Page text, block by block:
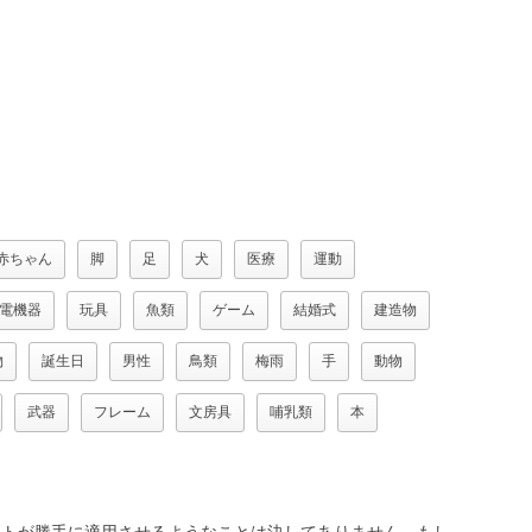
ちゃん 脚 足 犬 医療 運動
機器 玩具 魚類 ゲーム 結婚式 建造物
誕生日 男性 鳥類 梅雨 手 動物
武器 フレーム 文房具 哺乳類 本